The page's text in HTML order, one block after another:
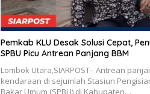
Pemkab KLU Desak Solusi Cepat,
SPBU Picu Antrean Panjang BBM
Lombok Utara,SIARPOST– Antrean
kendaraan di sejumlah Stasiun
Bakar Umum (SPBU) di Kabupaten…